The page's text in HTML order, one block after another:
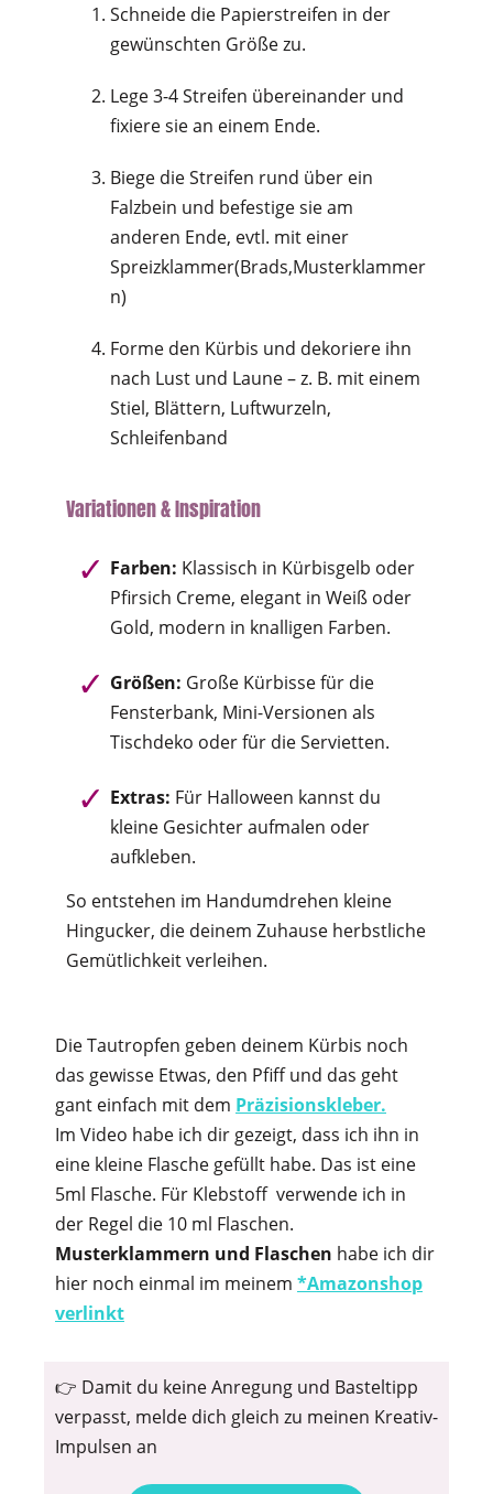
Schneide die Papierstreifen in der
gewünschten Größe zu.
Lege 3-4 Streifen übereinander und
fixiere sie an einem Ende.
Biege die Streifen rund über ein
Falzbein und befestige sie am
anderen Ende, evtl. mit einer
Spreizklammer(Brads,Musterklammer
n)
Forme den Kürbis und dekoriere ihn
nach Lust und Laune – z. B. mit einem
Stiel, Blättern, Luftwurzeln,
Schleifenband
Variationen & Inspiration
Farben: Klassisch in Kürbisgelb oder
Pfirsich Creme, elegant in Weiß oder
Gold, modern in knalligen Farben.
Größen: Große Kürbisse für die
Fensterbank, Mini-Versionen als
Tischdeko oder für die Servietten.
Extras: Für Halloween kannst du
kleine Gesichter aufmalen oder
aufkleben.
So entstehen im Handumdrehen kleine
Hingucker, die deinem Zuhause herbstliche
Gemütlichkeit verleihen.
Die Tautropfen geben deinem Kürbis noch
das gewisse Etwas, den Pfiff und das geht
gant einfach mit dem Präzisionskleber.
Im Video habe ich dir gezeigt, dass ich ihn in
eine kleine Flasche gefüllt habe. Das ist eine
5ml Flasche. Für Klebstoff verwende ich in
der Regel die 10 ml Flaschen.
Musterklammern und Flaschen habe ich dir
hier noch einmal im meinem *Amazonshop
verlinkt
👉 Damit du keine Anregung und Basteltipp
verpasst, melde dich gleich zu meinen Kreativ-
Impulsen an